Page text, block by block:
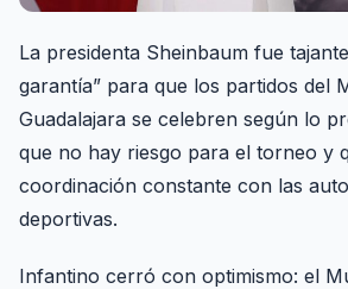
La presidenta Sheinbaum fue
garantía” para que los partidos del
Guadalajara se celebren según lo
que no hay riesgo para el torneo y
coordinación constante con las
deportivas.
Infantino cerró con optimismo: el